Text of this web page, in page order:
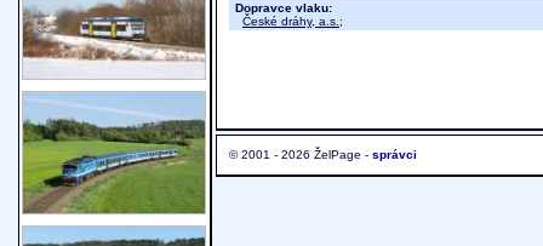
Dopravce vlaku:
České dráhy, a.s. ;
© 2001 - 2026 ŽelPage - správci